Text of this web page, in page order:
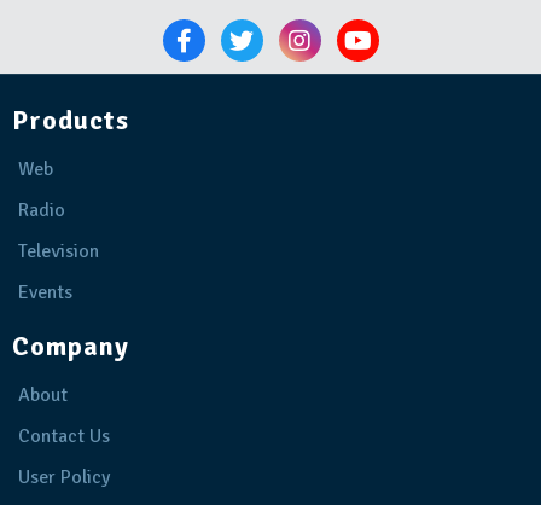
Products
Web
Radio
Television
Events
Company
About
Contact Us
User Policy